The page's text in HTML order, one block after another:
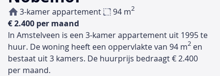
3-kamer appartement 94 m2
€ 2.400 per maand
In Amstelveen is een 3-kamer appartement uit 1995 te
huur. De woning heeft een oppervlakte van 94 m2 en
bestaat uit 3 kamers. De huurprijs bedraagt € 2.400
per maand.